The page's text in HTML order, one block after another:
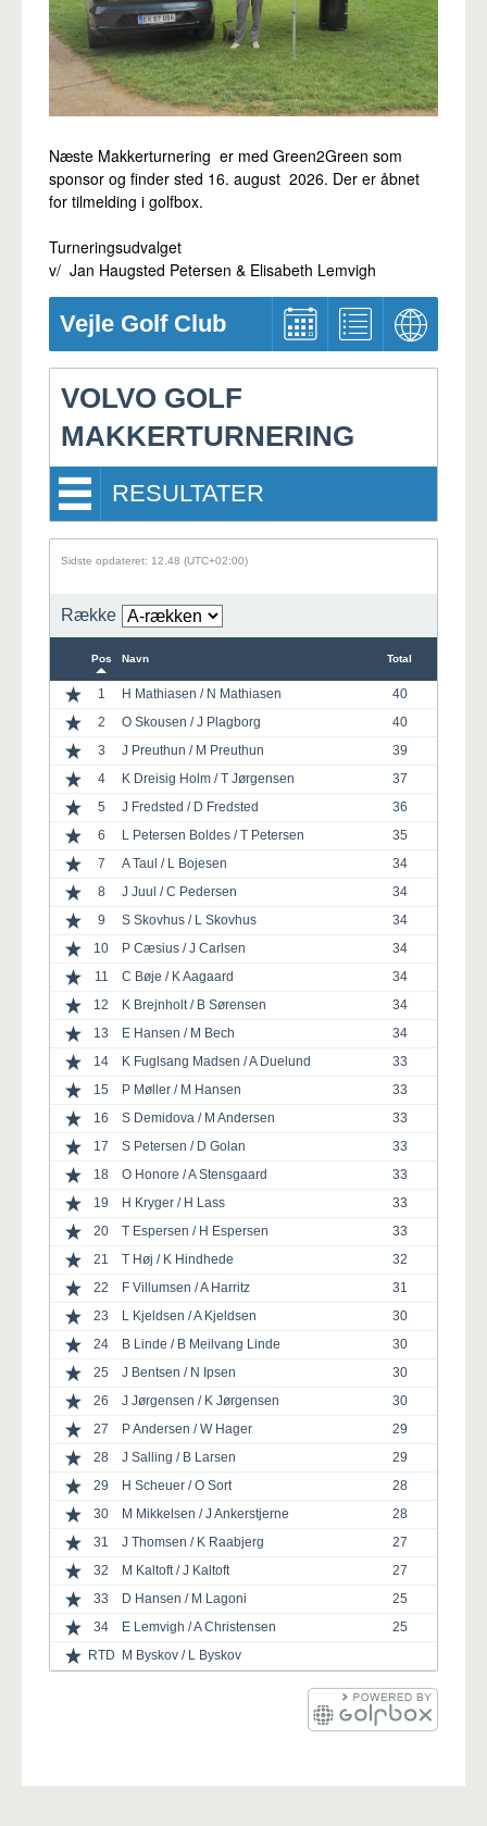
Næste Makkerturnering er med Green2Green som
sponsor og finder sted 16. august 2026. Der er åbnet
for tilmelding i golfbox.
Turneringsudvalget
v/ Jan Haugsted Petersen & Elisabeth Lemvigh
Vejle Golf Club
VOLVO GOLF
MAKKERTURNERING
RESULTATER
Sidste opdateret: 12.48 (UTC+02:00)
Række
Pos Navn Total
1 H Mathiasen / N Mathiasen
40
2
O Skousen / J Plagborg
40
3
J Preuthun / M Preuthun
39
4
K Dreisig Holm / T Jørgensen
37
5
J Fredsted / D Fredsted
36
6
L Petersen Boldes / T Petersen
35
7
A Taul / L Bojesen
34
8
J Juul / C Pedersen
34
9
S Skovhus / L Skovhus
34
10
P Cæsius / J Carlsen
34
11
C Bøje / K Aagaard
34
12
K Brejnholt / B Sørensen
34
13
E Hansen / M Bech
34
14
K Fuglsang Madsen / A Duelund
33
15
P Møller / M Hansen
33
16
S Demidova / M Andersen
33
17
S Petersen / D Golan
33
18
O Honore / A Stensgaard
33
19
H Kryger / H Lass
33
20
T Espersen / H Espersen
33
21
T Høj / K Hindhede
32
22
F Villumsen / A Harritz
31
23
L Kjeldsen / A Kjeldsen
30
24
B Linde / B Meilvang Linde
30
25
J Bentsen / N Ipsen
30
26
J Jørgensen / K Jørgensen
30
27
P Andersen / W Hager
29
28
J Salling / B Larsen
29
29
H Scheuer / O Sort
28
30
M Mikkelsen / J Ankerstjerne
28
31
J Thomsen / K Raabjerg
27
32
M Kaltoft / J Kaltoft
27
33
D Hansen / M Lagoni
25
34
E Lemvigh / A Christensen
25
RTD
M Byskov / L Byskov